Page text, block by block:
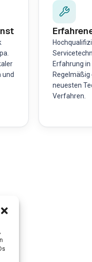
und
Erfahrung
neuesten
Verfahren.